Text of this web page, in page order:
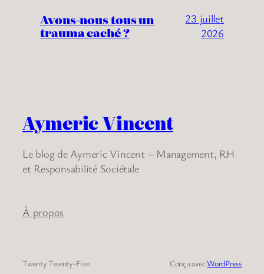
Avons-nous tous un
trauma caché ?
23 juillet
2026
Aymeric Vincent
Le blog de Aymeric Vincent – Management, RH
et Responsabilité Sociétale
À propos
Twenty Twenty-Five Conçu avecWordPress